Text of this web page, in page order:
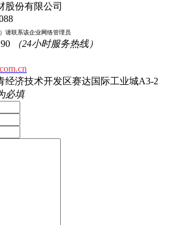
股份有限公司
请联系该企业网络管理员
（24小时服务热线）
经济技术开发区赛达国际工业城A3-2
必填